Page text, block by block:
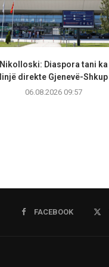
Nikolloski: Diaspora tani ka
linjë direkte Gjenevë-Shkup
06.08.2026 09:57
FACEBOOK